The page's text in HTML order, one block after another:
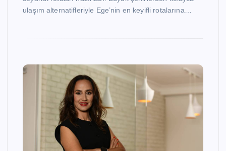
ulaşım alternatifleriyle Ege’nin en keyifli rotalarına…